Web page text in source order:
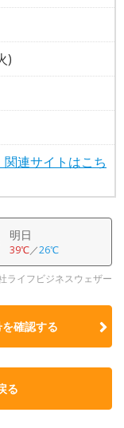
)
連サイトはこち
明日
39℃／26℃
ライフビジネスウェザー
確認する
る